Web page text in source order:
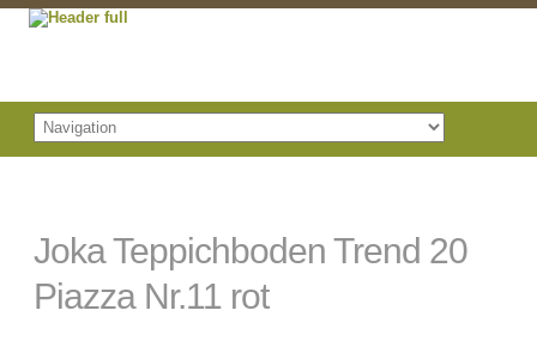
Joka Teppichboden Trend 20
Piazza Nr.11 rot